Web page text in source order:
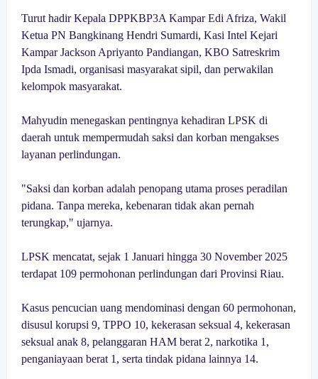
Turut hadir Kepala DPPKBP3A Kampar Edi Afriza, Wakil
Ketua PN Bangkinang Hendri Sumardi, Kasi Intel Kejari
Kampar Jackson Apriyanto Pandiangan, KBO Satreskrim
Ipda Ismadi, organisasi masyarakat sipil, dan perwakilan
kelompok masyarakat.
Mahyudin menegaskan pentingnya kehadiran LPSK di
daerah untuk mempermudah saksi dan korban mengakses
layanan perlindungan.
"Saksi dan korban adalah penopang utama proses peradilan
pidana. Tanpa mereka, kebenaran tidak akan pernah
terungkap," ujarnya.
LPSK mencatat, sejak 1 Januari hingga 30 November 2025
terdapat 109 permohonan perlindungan dari Provinsi Riau.
Kasus pencucian uang mendominasi dengan 60 permohonan,
disusul korupsi 9, TPPO 10, kekerasan seksual 4, kekerasan
seksual anak 8, pelanggaran HAM berat 2, narkotika 1,
penganiayaan berat 1, serta tindak pidana lainnya 14.